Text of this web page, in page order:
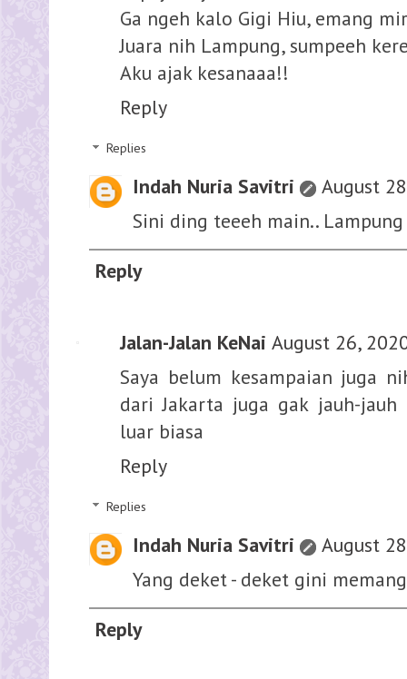
Ga ngeh kalo Gigi Hiu, emang
Juara nih Lampung, sumpeeh
Aku ajak kesanaaa!!
Reply
Replies
Indah Nuria Savitri
August
Sini ding teeeh main..
Reply
Jalan-Jalan KeNai August 26,
Saya belum kesampaian juga
dari Jakarta juga gak jauh-jauh
luar biasa
Reply
Replies
Indah Nuria Savitri
August
Yang deket - deket gini
Reply